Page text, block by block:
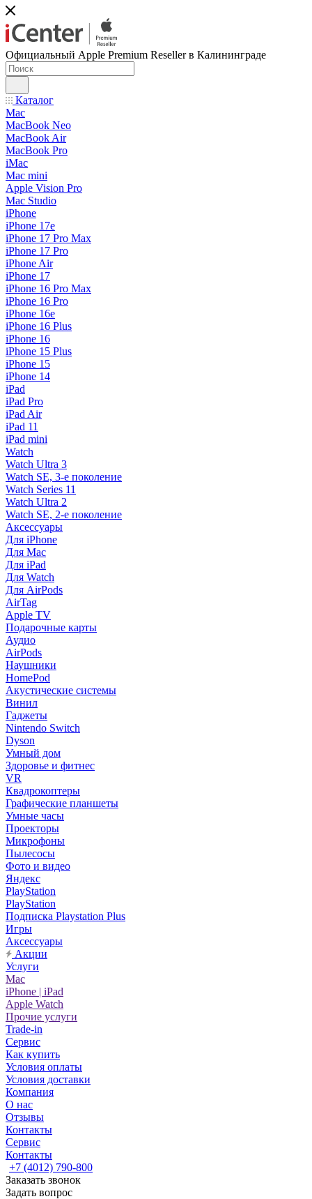
Официальный Apple Premium Reseller в Калининграде
Каталог
Mac
MacBook Neo
MacBook Air
MacBook Pro
iMac
Mac mini
Apple Vision Pro
Mac Studio
iPhone
iPhone 17e
iPhone 17 Pro Max
iPhone 17 Pro
iPhone Air
iPhone 17
iPhone 16 Pro Max
iPhone 16 Pro
iPhone 16e
iPhone 16 Plus
iPhone 16
iPhone 15 Plus
iPhone 15
iPhone 14
iPad
iPad Pro
iPad Air
iPad 11
iPad mini
Watch
Watch Ultra 3
Watch SE, 3-е поколение
Watch Series 11
Watch Ultra 2
Watch SE, 2-е поколение
Аксессуары
Для iPhone
Для Mac
Для iPad
Для Watch
Для AirPods
AirTag
Apple TV
Подарочные карты
Аудио
AirPods
Наушники
HomePod
Акустические системы
Винил
Гаджеты
Nintendo Switch
Dyson
Умный дом
Здоровье и фитнес
VR
Квадрокоптеры
Графические планшеты
Умные часы
Проекторы
Микрофоны
Пылесосы
Фото и видео
Яндекс
PlayStation
PlayStation
Подписка Playstation Plus
Игры
Аксессуары
Акции
Услуги
Mac
iPhone | iPad
Apple Watch
Прочие услуги
Trade-in
Сервис
Как купить
Условия оплаты
Условия доставки
Компания
О нас
Отзывы
Контакты
Сервис
Контакты
+7 (4012) 790-800
Заказать звонок
Задать вопрос